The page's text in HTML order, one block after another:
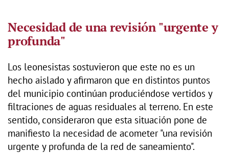
Necesidad de una revisión "urgente y
profunda"
Los leonesistas sostuvieron que este no es un
hecho aislado y afirmaron que en distintos puntos
del municipio continúan produciéndose vertidos y
filtraciones de aguas residuales al terreno. En este
sentido, consideraron que esta situación pone de
manifiesto la necesidad de acometer "una revisión
urgente y profunda de la red de saneamiento".